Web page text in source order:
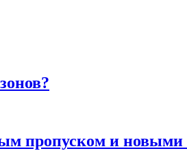
пропуском и